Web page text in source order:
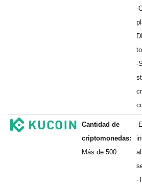
-
-
Cantidad de
criptomonedas:
Más de 500
-
-